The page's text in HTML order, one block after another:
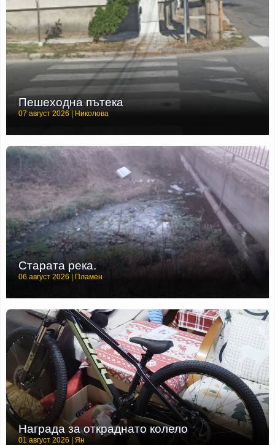
Пешеходна пътека
07 август 2026 | Николова
Старата река.
06 август 2026 | Пламен
Награда за откраднато колело
01 август 2026 | Ян